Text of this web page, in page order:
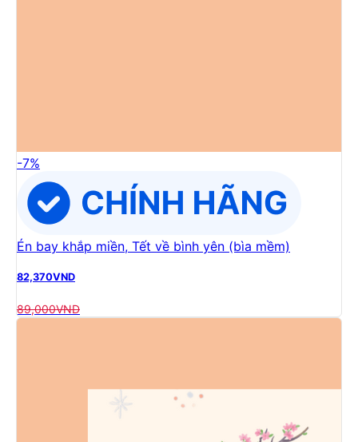
-7%
Én bay khắp miền, Tết về bình yên (bìa mềm)
82,370VND
89,000VND